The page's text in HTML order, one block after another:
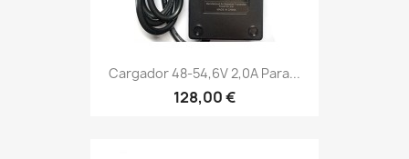
Cargador 48-54,6V 2,0A Para...
128,00 €